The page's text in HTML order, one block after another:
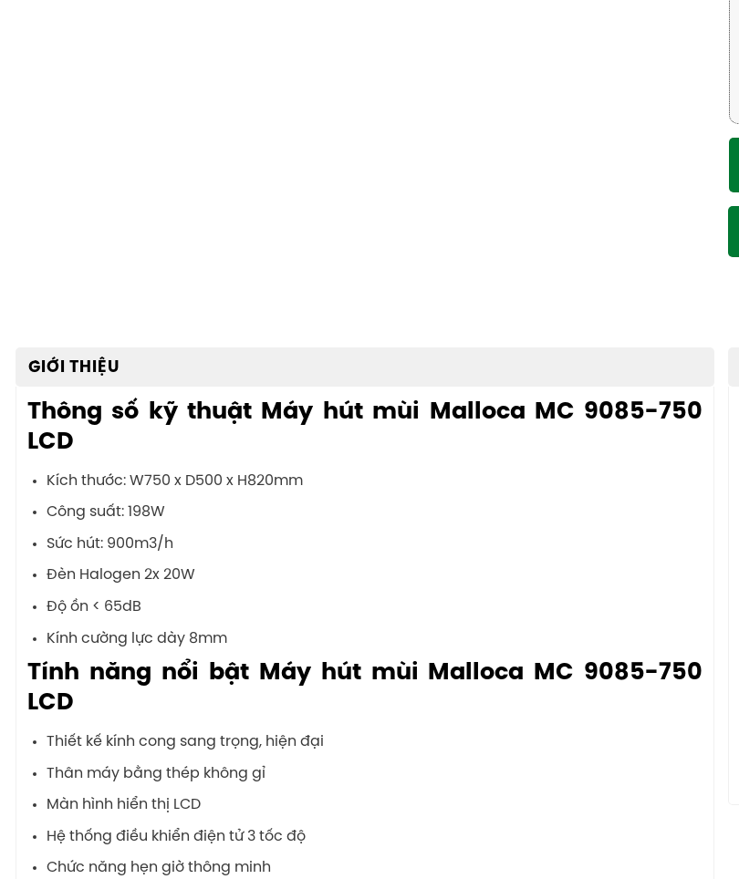
GIỚI THIỆU
Thông số kỹ thuật Máy hút mùi Malloca MC 9085-750
LCD
Kích thước: W750 x D500 x H820mm
Công suất: 198W
Sức hút: 900m3/h
Đèn Halogen 2x 20W
Độ ồn < 65dB
Kính cường lực dày 8mm
Tính năng nổi bật Máy hút mùi Malloca MC 9085-750
LCD
Thiết kế kính cong sang trọng, hiện đại
Thân máy bằng thép không gỉ
Màn hình hiển thị LCD
Hệ thống điều khiển điện tử 3 tốc độ
Chức năng hẹn giờ thông minh